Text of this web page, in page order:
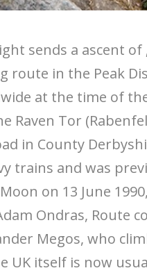
sends a ascent of
route in the Peak
at the time of
Raven Tor
in County
trains and was
on 13 June
Ondras, Route
Megos, who
UK itself is now